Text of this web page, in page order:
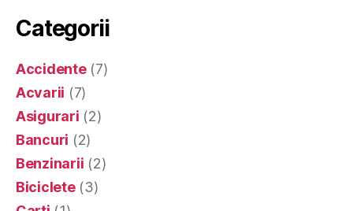
Categorii
Accidente(7)
Acvarii (7)
Asigurari (2)
Bancuri (2)
Benzinarii (2)
Biciclete(3)